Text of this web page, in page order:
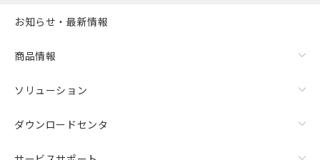
お知らせ・最新情報
商品情報
ソリューション
ダウンロードセンタ